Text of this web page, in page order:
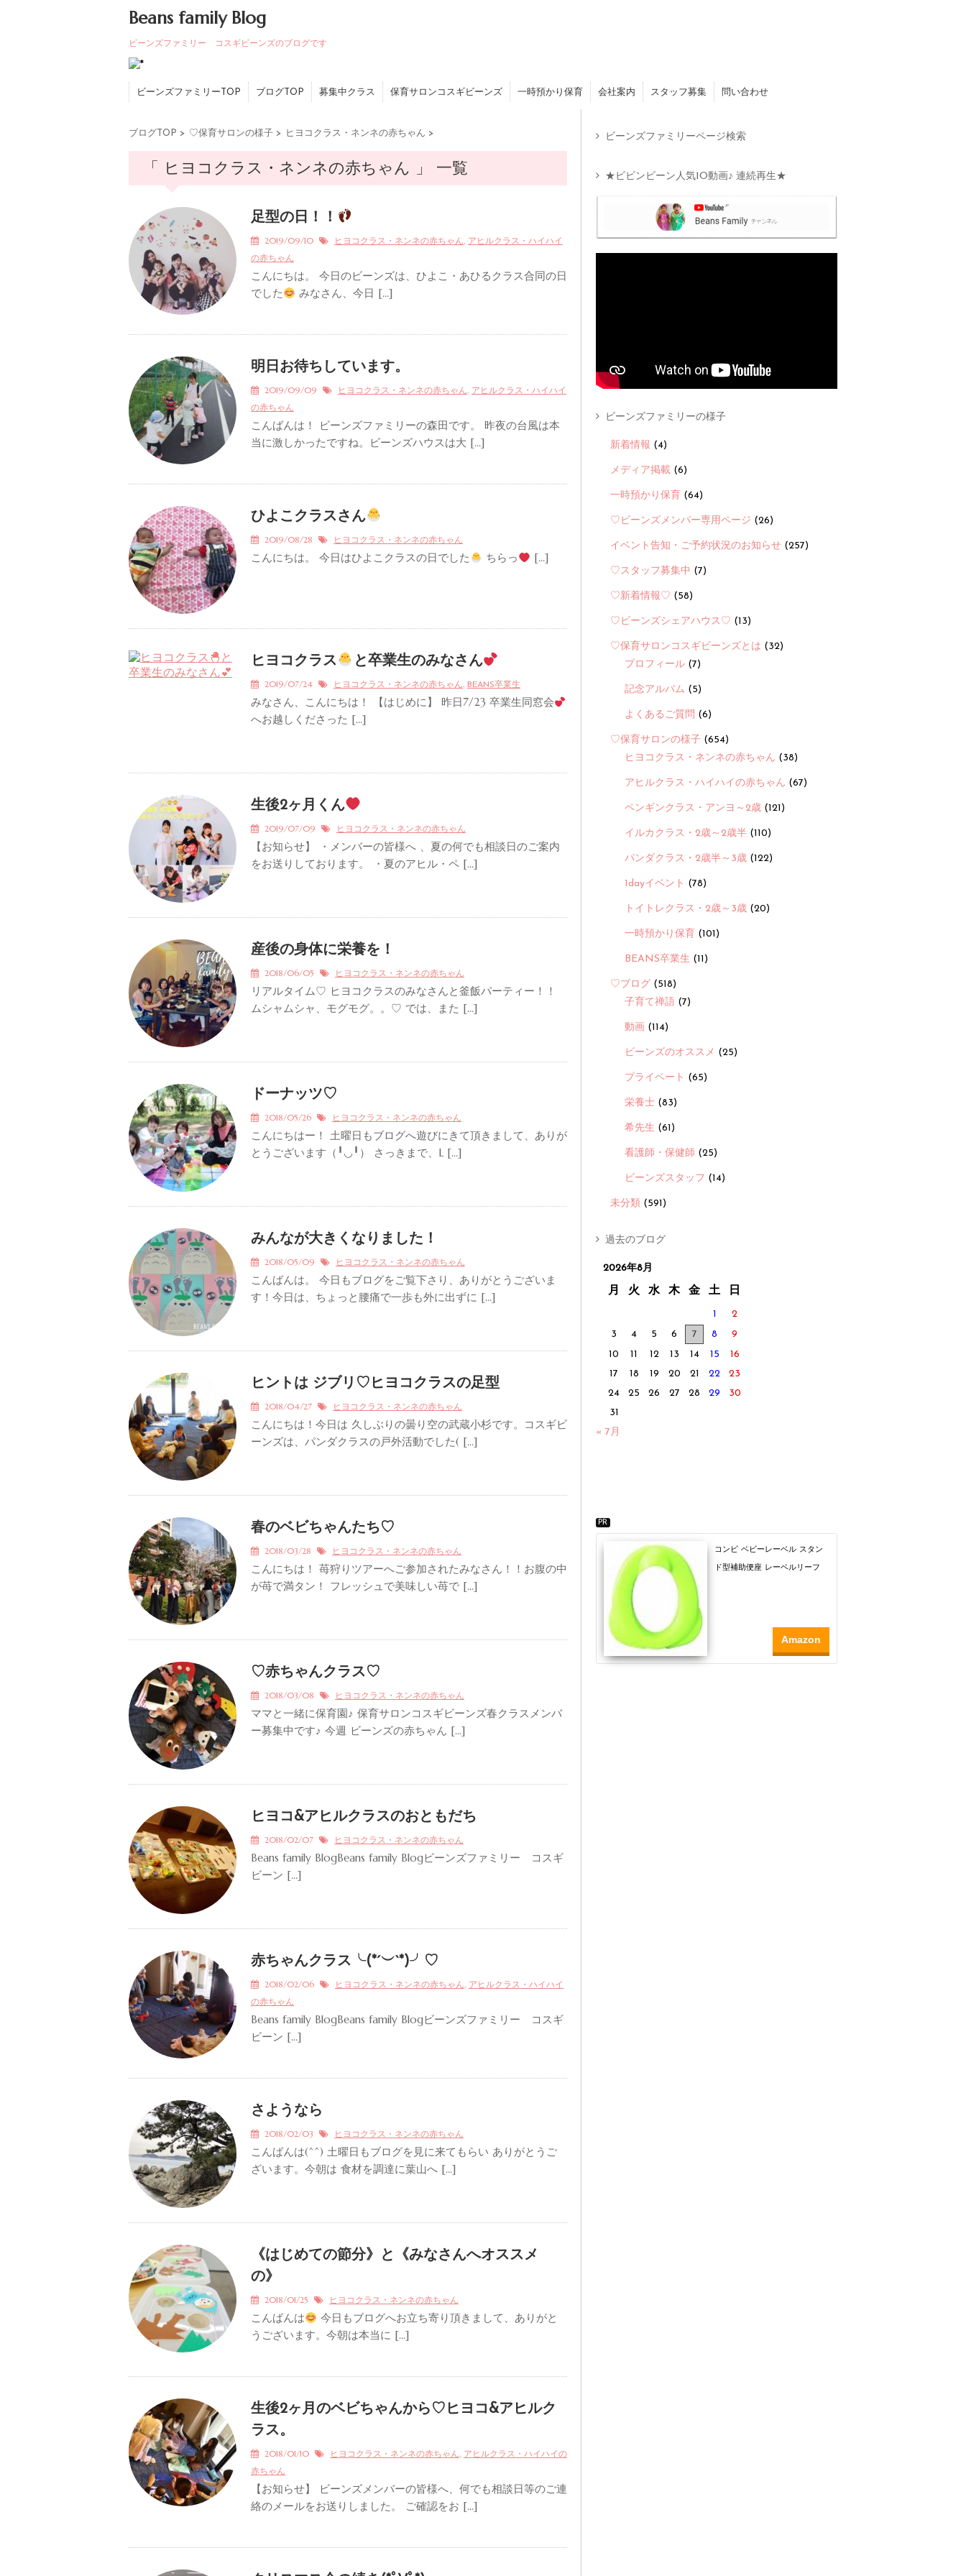
Beans family Blog
ビーンズファミリー コスギビーンズのブログです
ビーンズファミリーTOP ブログTOP 募集中クラス 保育サロンコスギビーンズ 一時預かり保育 会社案内 スタッフ募集 問い合わせ
ブログTOP > ♡保育サロンの様子 > ヒヨコクラス・ネンネの赤ちゃん >
「 ヒヨコクラス・ネンネの赤ちゃん 」 一覧
足型の日！！
2019/09/10 ヒヨコクラス・ネンネの赤ちゃん, アヒルクラス・ハイハイ
の赤ちゃん
こんにちは。 今日のビーンズは、ひよこ・あひるクラス合同の日
でした
みなさん、今日 […]
明日お待ちしています。
2019/09/09 ヒヨコクラス・ネンネの赤ちゃん, アヒルクラス・ハイハイ
の赤ちゃん
こんばんは！ ビーンズファミリーの森田です。 昨夜の台風は本
当に激しかったですね。ビーンズハウスは大 […]
ひよこクラスさん
2019/08/28 ヒヨコクラス・ネンネの赤ちゃん
こんにちは。 今日はひよこクラスの日でした ちらっ […]
ヒヨコクラス と卒業生のみなさん
2019/07/24 ヒヨコクラス・ネンネの赤ちゃん, BEANS卒業生
みなさん、こんにちは！ 【はじめに】 昨日7/23 卒業生同窓会
へお越しくださった […]
生後2ヶ月くん
2019/07/09 ヒヨコクラス・ネンネの赤ちゃん
【お知らせ】 ・メンバーの皆様へ 、夏の何でも相談日のご案内
をお送りしております。 ・夏のアヒル・ペ […]
産後の身体に栄養を！
2018/06/05 ヒヨコクラス・ネンネの赤ちゃん
リアルタイム♡ ヒヨコクラスのみなさんと釜飯パーティー！！
ムシャムシャ、モグモグ。。♡ では、また […]
ドーナッツ♡
2018/05/26 ヒヨコクラス・ネンネの赤ちゃん
こんにちはー！ 土曜日もブログへ遊びにきて頂きまして、ありが
とうございます（╹◡╹） さっきまで、L […]
みんなが大きくなりました！
2018/05/09 ヒヨコクラス・ネンネの赤ちゃん
こんばんは。 今日もブログをご覧下さり、ありがとうございま
す！今日は、ちょっと腰痛で一歩も外に出ずに […]
ヒントは ジブリ♡ヒヨコクラスの足型
2018/04/27 ヒヨコクラス・ネンネの赤ちゃん
こんにちは！今日は 久しぶりの曇り空の武蔵小杉です。コスギビ
ーンズは、パンダクラスの戸外活動でした( […]
春のベビちゃんたち♡
2018/03/28 ヒヨコクラス・ネンネの赤ちゃん
こんにちは！ 苺狩りツアーへご参加されたみなさん！！お腹の中
が苺で満タン！ フレッシュで美味しい苺で […]
♡赤ちゃんクラス♡
2018/03/08 ヒヨコクラス・ネンネの赤ちゃん
ママと一緒に保育園♪ 保育サロンコスギビーンズ春クラスメンバ
ー募集中です♪ 今週 ビーンズの赤ちゃん […]
ヒヨコ&アヒルクラスのおともだち
2018/02/07 ヒヨコクラス・ネンネの赤ちゃん
Beans family BlogBeans family Blogビーンズファミリー コスギ
ビーン […]
赤ちゃんクラス╰(*´︶`*)╯♡
2018/02/06 ヒヨコクラス・ネンネの赤ちゃん, アヒルクラス・ハイハイ
の赤ちゃん
Beans family BlogBeans family Blogビーンズファミリー コスギ
ビーン […]
さようなら
2018/02/03 ヒヨコクラス・ネンネの赤ちゃん
こんばんは(^^) 土曜日もブログを見に来てもらい ありがとうご
ざいます。今朝は 食材を調達に葉山へ […]
《はじめての節分》と《みなさんへオススメ
の》
2018/01/25 ヒヨコクラス・ネンネの赤ちゃん
こんばんは
今日もブログへお立ち寄り頂きまして、ありがと
うございます。今朝は本当に […]
生後2ヶ月のベビちゃんから♡ヒヨコ&アヒルク
ラス。
2018/01/10 ヒヨコクラス・ネンネの赤ちゃん, アヒルクラス・ハイハイの
赤ちゃん
【お知らせ】 ビーンズメンバーの皆様へ、何でも相談日等のご連
絡のメールをお送りしました。 ご確認をお […]
ビーンズファミリーページ検索
★ビビンビーン人気10動画♪ 連続再生★
ビーンズファミリーの様子
新着情報 (4)
メディア掲載 (6)
一時預かり保育 (64)
♡ビーンズメンバー専用ページ (26)
イベント告知・ご予約状況のお知らせ (257)
♡スタッフ募集中 (7)
♡新着情報♡ (58)
♡ビーンズシェアハウス♡ (13)
♡保育サロンコスギビーンズとは (32)
プロフィール (7)
記念アルバム (5)
よくあるご質問 (6)
♡保育サロンの様子 (654)
ヒヨコクラス・ネンネの赤ちゃん (38)
アヒルクラス・ハイハイの赤ちゃん (67)
ペンギンクラス・アンヨ～2歳 (121)
イルカクラス・2歳～2歳半 (110)
パンダクラス・2歳半～3歳 (122)
1dayイベント (78)
トイトレクラス・2歳～3歳 (20)
一時預かり保育 (101)
BEANS卒業生 (11)
♡ブログ (518)
子育て禅語 (7)
動画 (114)
ビーンズのオススメ (25)
プライベート (65)
栄養士 (83)
希先生 (61)
看護師・保健師 (25)
ビーンズスタッフ (14)
未分類 (591)
過去のブログ
2026年8月
月 火 水 木 金 土 日
1
2
3
4 5 6 7 8
9
10
11 12 13 14 15
16
17
18 19 20 21 22
23
24
25 26 27 28 29
30
31
« 7月
PR
コンビ ベビーレーベル スタン
ド型補助便座 レーベルリーフ
Amazon